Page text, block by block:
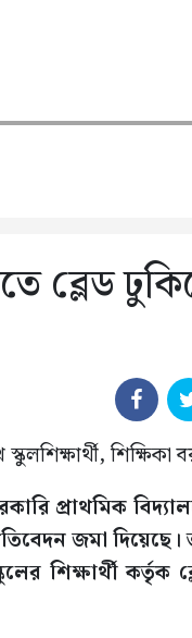
ব্লেড
প্রাথমিক
জমা
শিক্ষার্থী কর্তৃক